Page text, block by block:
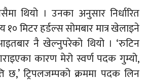
थियो । उनका अनुसार निर्धारित
मिटर हर्डल्स सोमबार मात्र खेलाइने
नै खेल्नुपरेको थियो । ‘रुटिन
कारण मेरो स्वर्ण पदक गुम्यो,
छ,’ ट्रिपलजम्पको क्रममा पदक लिन